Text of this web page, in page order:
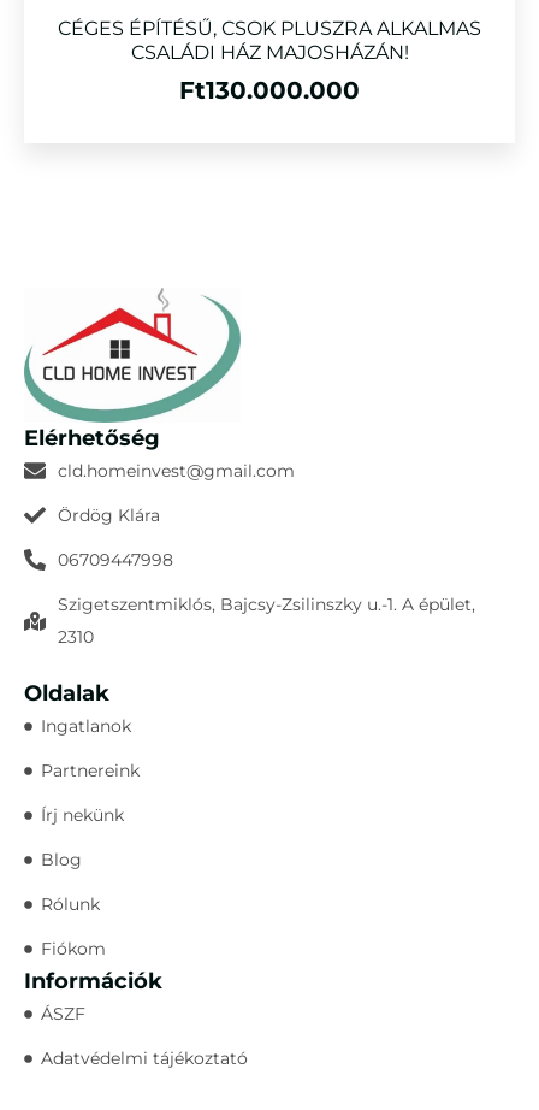
CÉGES ÉPÍTÉSŰ, CSOK PLUSZRA ALKALMAS
CSALÁDI HÁZ MAJOSHÁZÁN!
Ft130.000.000
Elérhetőség
cld.homeinvest@gmail.com
Ördög Klára
06709447998
Szigetszentmiklós, Bajcsy-Zsilinszky u.-1. A épület,
2310
Oldalak
Ingatlanok
Partnereink
Írj nekünk
Blog
Rólunk
Fiókom
Információk
ÁSZF
Adatvédelmi tájékoztató